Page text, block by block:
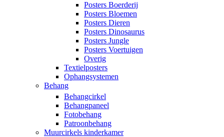
Posters Boerderij
Posters Bloemen
Posters Dieren
Posters Dinosaurus
Posters Jungle
Posters Voertuigen
Overig
Textielposters
Ophangsystemen
Behang
Behangcirkel
Behangpaneel
Fotobehang
Patroonbehang
Muurcirkels kinderkamer